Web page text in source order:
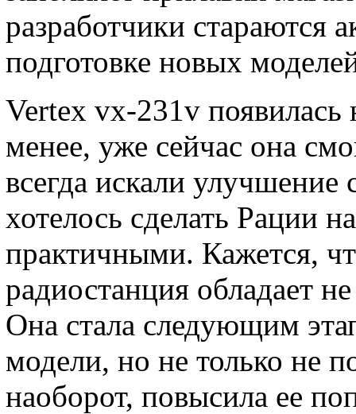
разработчики стараются
подготовке новых
Vertex vx-231v появилась
менее, уже сейчас она
всегда искали улучшение
хотелось сделать Рации
практичными. Кажется,
радиостанция обладает
Она стала следующим
модели, но не только не
наоборот, повысила ее